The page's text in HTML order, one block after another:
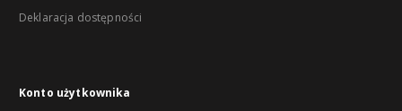
Deklaracja dostępności
Konto użytkownika